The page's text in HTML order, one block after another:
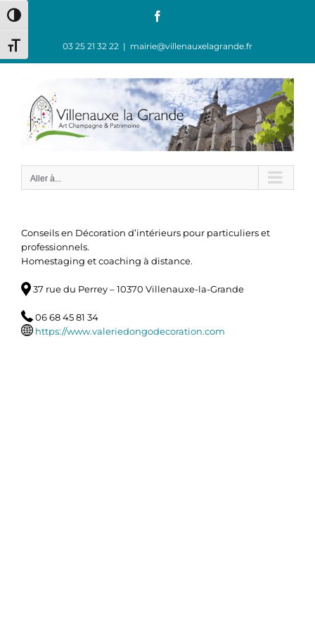
Passer en contraste élevé
Changer la taille de la police
Passer
au
03 25 21 32 22 | mairie@villenauxelagrande.fr
Aller à...
Conseils en Décoration d’intérieurs pour particuliers et
professionnels.
Homestaging et coaching à distance.
37 rue du Perrey – 10370 Villenauxe-la-Grande
06 68 45 81 34
https://www.valeriedongodecoration.com